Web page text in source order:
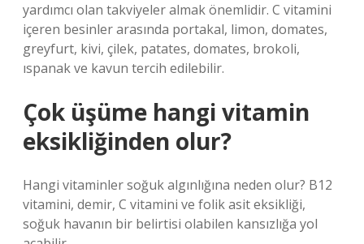
yardımcı olan takviyeler almak önemlidir. C vitamini
içeren besinler arasında portakal, limon, domates,
greyfurt, kivi, çilek, patates, domates, brokoli,
ıspanak ve kavun tercih edilebilir.
Çok üşüme hangi vitamin
eksikliğinden olur?
Hangi vitaminler soğuk algınlığına neden olur? B12
vitamini, demir, C vitamini ve folik asit eksikliği,
soğuk havanın bir belirtisi olabilen kansızlığa yol